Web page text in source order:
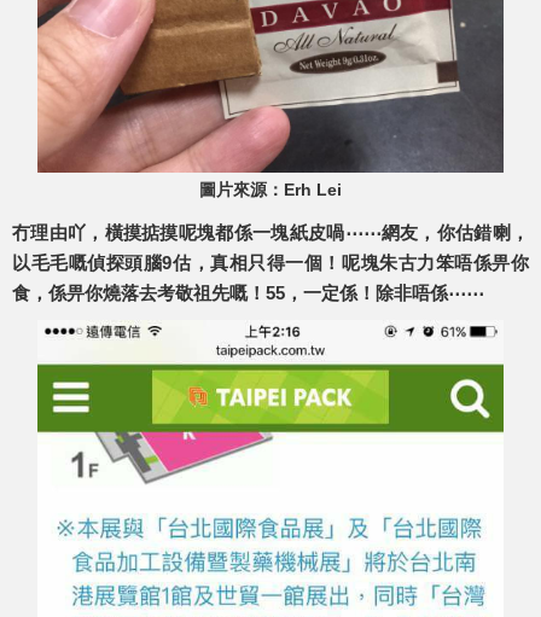
圖片來源：Erh Lei
冇理由吖，橫摸掂摸呢塊都係一塊紙皮喎⋯⋯網友，你估錯喇，
以毛毛嘅偵探頭腦9估，真相只得一個！呢塊朱古力笨唔係畀你
食，係畀你燒落去考敬祖先嘅！55，一定係！除非唔係⋯⋯